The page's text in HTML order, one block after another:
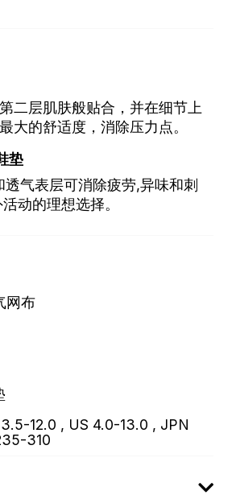
二层肌肤般贴合，并在细节上
大的舒适度，消除压力点。
垫
气表层可消除疲劳,异味和刺
动的理想选择。
网布
12.0 , US 4.0-13.0 , JPN
310